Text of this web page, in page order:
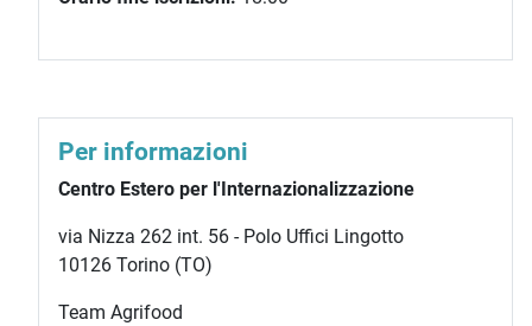
Per informazioni
Centro Estero per l'Internazionalizzazione
via Nizza 262 int. 56 - Polo Uffici Lingotto
10126 Torino (TO)
Team Agrifood